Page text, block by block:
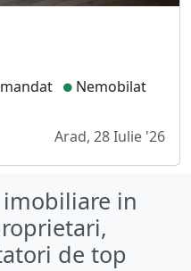
Nemobilat
Arad, 28 Iulie '26
in
de top